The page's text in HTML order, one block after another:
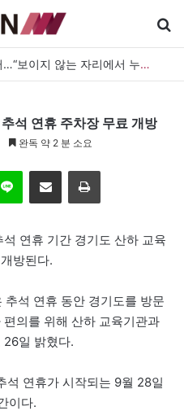
[신간] 대통령의 등 뒤 1미터…“보이지 않는 자리에서 누구를 지킨다는 것”
석 연휴 주차장 무료 개방
완독 약 2 분 소요
이메일
연휴 기간 경기도 산하 교육
방된다.
석 연휴 동안 경기도를 방문
의를 위해 산하 교육기관과
26일 밝혔다.
석 연휴가 시작되는 9월 28일
이다.